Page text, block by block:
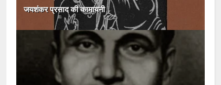
जयशंकर प्रसाद की कामायनी